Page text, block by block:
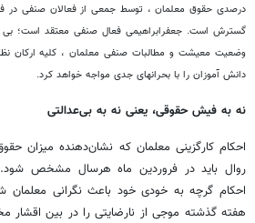
درصدی حقوق معلمان ، توسط جمعی از فعالان صنفی در
گسترش است. جعفرابراهیمی فعال صنفی معتقد است؛
وضعیت معیشت و مطالبات صنفی معلمان ، کلیه ارکان
دانش آموزان را با بحرانهای جدی مواجه خواهد کرد.
نه به فیش حقوقی، یعنی نه به بی‌عدالتی
احکام کارگزینی معلمان که نشان‌دهنده میزان
روال باید در فروردین ماه هرسال مشخص
احکام گرچه به خودی خود باعث نگرانی
هفته گذشته موجی از نارضایتی را در بین اقشار